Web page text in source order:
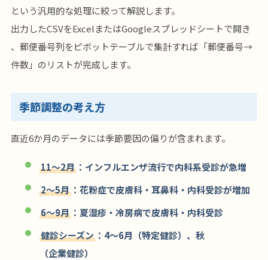
という汎用的な処理に絞って解説します。
出力したCSVをExcelまたはGoogleスプレッドシートで開き
、郵便番号列をピボットテーブルで集計すれば「郵便番号→
件数」のリストが完成します。
季節調整の考え方
直近6か月のデータには季節要因の偏りが含まれます。
11〜2月 ：インフルエンザ流行で内科系受診が急増
2〜5月 ：花粉症で皮膚科・耳鼻科・内科受診が増加
6〜9月 ：夏湿疹・冷房病で皮膚科・内科受診
健診シーズン ：4〜6月（特定健診）、秋
（企業健診）